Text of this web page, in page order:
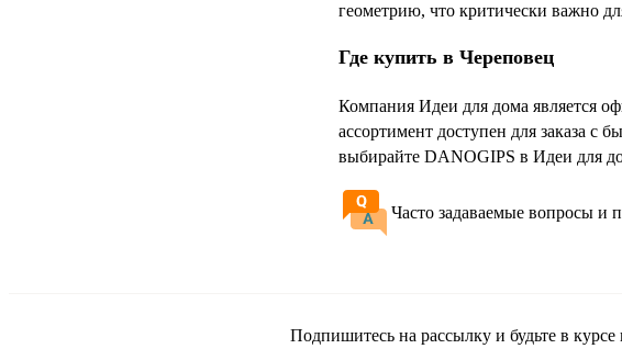
геометрию, что критически важно
Где купить в Череповец
Компания Идеи для дома является
ассортимент доступен для заказа
выбирайте DANOGIPS в Идеи для
Часто задаваемые вопросы и
Подпишитесь на рассылку и будьте в